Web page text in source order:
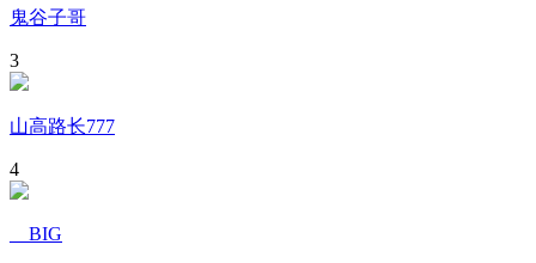
鬼谷子哥
3
山高路长777
4
__BIG